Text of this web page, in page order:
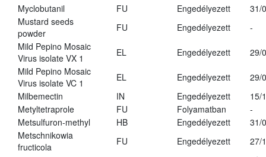
Myclobutanil
FU Engedélyezett
31/
Mustard seeds
powder
FU Engedélyezett
-
Mild Pepino Mosaic
Virus isolate VX 1
EL Engedélyezett
29/
Mild Pepino Mosaic
Virus isolate VC 1
EL Engedélyezett
29/
Milbemectin
IN Engedélyezett
15/
Metyltetraprole
FU Folyamatban
-
Metsulfuron-methyl
HB Engedélyezett
31/
Metschnikowia
fructicola
FU Engedélyezett 27/